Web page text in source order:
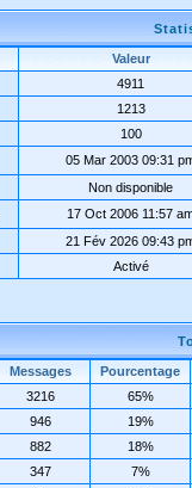
Valeur
4911
1213
100
05 Mar 2003 09:31
Non disponible
17 Oct 2006 11:57
21 Fév 2026 09:43
Activé
Messages
Pourcentage
3216
65%
946
19%
882
18%
347
7%